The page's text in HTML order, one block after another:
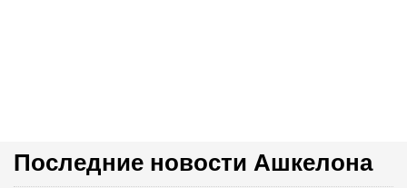
Последние новости Ашкелона